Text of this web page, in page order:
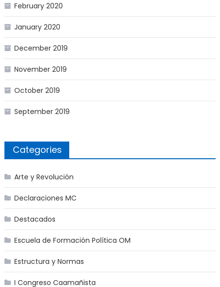
February 2020
January 2020
December 2019
November 2019
October 2019
September 2019
Categories
Arte y Revolución
Declaraciones MC
Destacados
Escuela de Formación Política OM
Estructura y Normas
I Congreso Caamañista